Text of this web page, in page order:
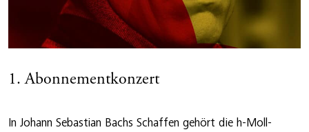
1. Abonnementkonzert
In Johann Sebastian Bachs Schaffen gehört die h-Moll-